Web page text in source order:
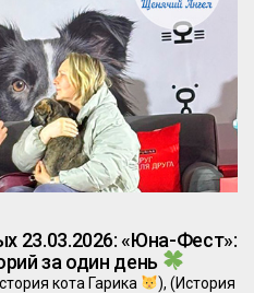
23.03.2026: «Юна-Фест»:
за один день
кота Гарика
), (История